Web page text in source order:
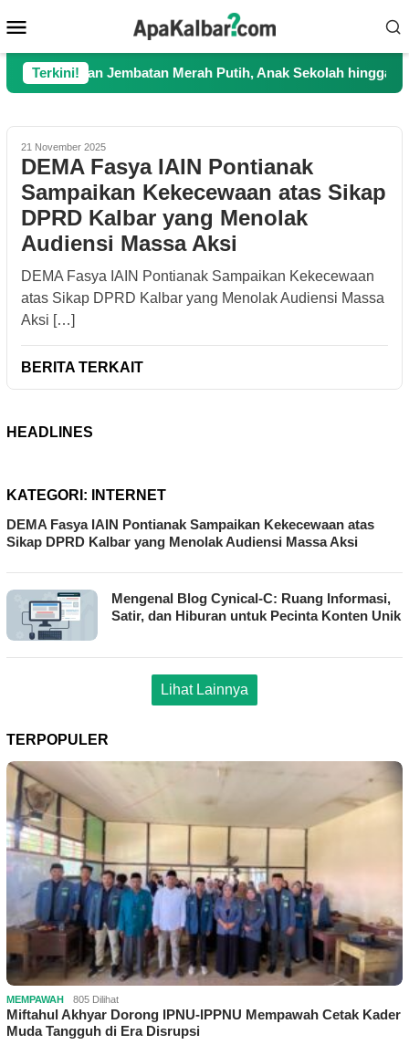
ke
kontenMobile
Terkini!Jembatan Merah Putih, Anak Sekolah hingga Petani
21 November 2025
DEMA Fasya IAIN Pontianak
Sampaikan Kekecewaan atas Sikap
DPRD Kalbar yang Menolak
Audiensi Massa Aksi
DEMA Fasya IAIN Pontianak Sampaikan Kekecewaan
atas Sikap DPRD Kalbar yang Menolak Audiensi Massa
Aksi […]
BERITA TERKAIT
HEADLINES
KATEGORI:
INTERNET
DEMA Fasya IAIN Pontianak Sampaikan Kekecewaan atas
Sikap DPRD Kalbar yang Menolak Audiensi Massa Aksi
Mengenal Blog Cynical-C: Ruang Informasi,
Satir, dan Hiburan untuk Pecinta Konten Unik
Lihat Lainnya
TERPOPULER
MEMPAWAH 805 Dilihat
Miftahul Akhyar Dorong IPNU-IPPNU Mempawah Cetak Kader
Muda Tangguh di Era Disrupsi